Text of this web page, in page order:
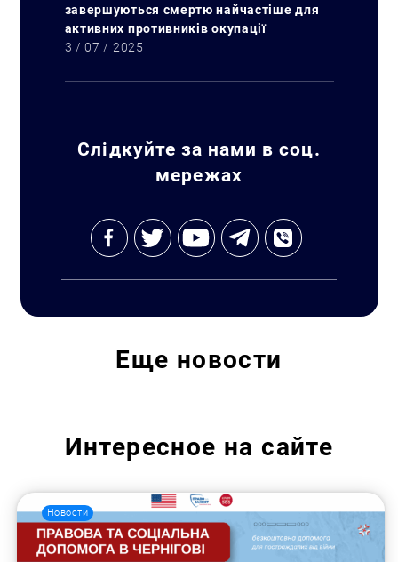
завершуються смертю найчастіше для
активних противників окупації
3 / 07 / 2025
Слідкуйте за нами в соц.
мережах
Еще новости
Интересное на сайте
Новости